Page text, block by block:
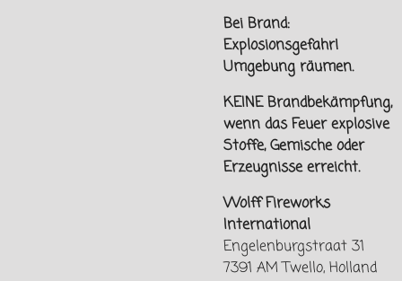
Bei Brand:
Explosionsgefahr!
Umgebung räumen.
KEINE Brandbekämpfung,
wenn das Feuer explosive
Stoffe, Gemische oder
Erzeugnisse erreicht.
Wolff Fireworks
International
Engelenburgstraat 31
7391 AM Twello, Holland